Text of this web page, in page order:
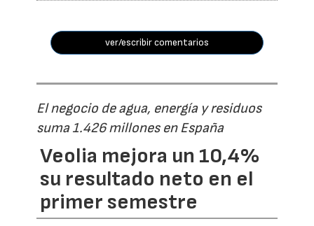
ver/escribir comentarios
El negocio de agua, energía y residuos
suma 1.426 millones en España
Veolia mejora un 10,4%
su resultado neto en el
primer semestre